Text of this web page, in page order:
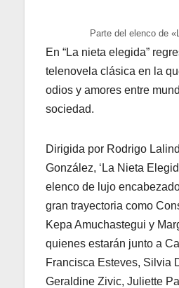
Parte del elenco de
En “La nieta elegida”
telenovela clásica en la
odios y amores entre
sociedad.
Dirigida por Rodrigo
González, ‘La Nieta
elenco de lujo
gran trayectoria como
Kepa Amuchastegui y
quienes estarán junto a
Francisca Esteves, Silvia
Geraldine Zivic, Juliette